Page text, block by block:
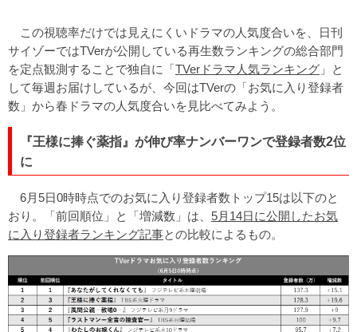
この視聴率だけでは見えにくいドラマの人気度合いを、日刊
サイゾーではTVerが公開している再生数ランキングの総合部門
を定点観測することで独自に「TVerドラマ人気ランキング 」と
して毎週お届けしているが、今回はTVerの「お気に入り登録者
数」から春ドラマの人気度合いを見比べてみよう。
『王様に捧ぐ薬指』が伸び率ナンバーワンで登録者数2位
に
6月5日0時時点でのお気に入り登録者数トップ15は以下のと
おり。「前回順位」と「増減数」は、 5月14日に公開したお気
に入り登録者ランキング記事との比較によるもの。